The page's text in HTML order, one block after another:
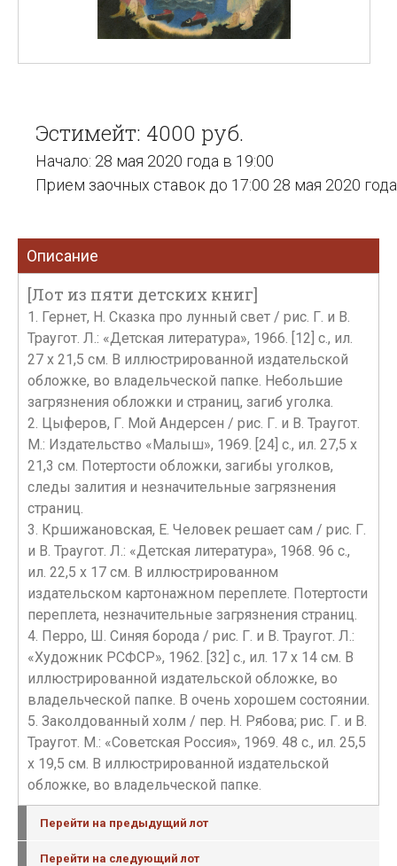
Эстимейт: 4000 руб.
Начало: 28 мая 2020 года в 19:00
Прием заочных ставок до 17:00 28 мая 2020 года
Описание
[Лот из пяти детских книг]
1. Гернет, Н. Сказка про лунный свет / рис. Г. и В.
Траугот. Л.: «Детская литература», 1966. [12] с., ил.
27 х 21,5 см. В иллюстрированной издательской
обложке, во владельческой папке. Небольшие
загрязнения обложки и страниц, загиб уголка.
2. Цыферов, Г. Мой Андерсен / рис. Г. и В. Траугот.
М.: Издательство «Малыш», 1969. [24] с., ил. 27,5 х
21,3 см. Потертости обложки, загибы уголков,
следы залития и незначительные загрязнения
страниц.
3. Кршижановская, Е. Человек решает сам / рис. Г.
и В. Траугот. Л.: «Детская литература», 1968. 96 с.,
ил. 22,5 х 17 см. В иллюстрированном
издательском картонажном переплете. Потертости
переплета, незначительные загрязнения страниц.
4. Перро, Ш. Синяя борода / рис. Г. и В. Траугот. Л.:
«Художник РСФСР», 1962. [32] с., ил. 17 х 14 см. В
иллюстрированной издательской обложке, во
владельческой папке. В очень хорошем состоянии.
5. Заколдованный холм / пер. Н. Рябова; рис. Г. и В.
Траугот. М.: «Советская Россия», 1969. 48 с., ил. 25,5
х 19,5 см. В иллюстрированной издательской
обложке, во владельческой папке.
Перейти на предыдущий лот
Перейти на следующий лот